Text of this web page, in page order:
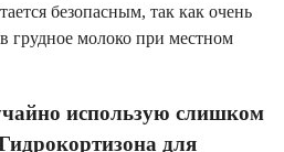
безопасным, так как очень
грудное молоко при местном
использую слишком
для